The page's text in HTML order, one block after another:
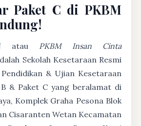
Paket C di PKBM
atau PKBM Insan Cinta
Sekolah Kesetaraan Resmi
& Ujian Kesetaraan
& Paket C yang beralamat di
Komplek Graha Pesona Blok
Cisaranten Wetan Kecamatan